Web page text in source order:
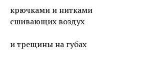
крючками и нитками
сшивающих воздух
и трещины на губах